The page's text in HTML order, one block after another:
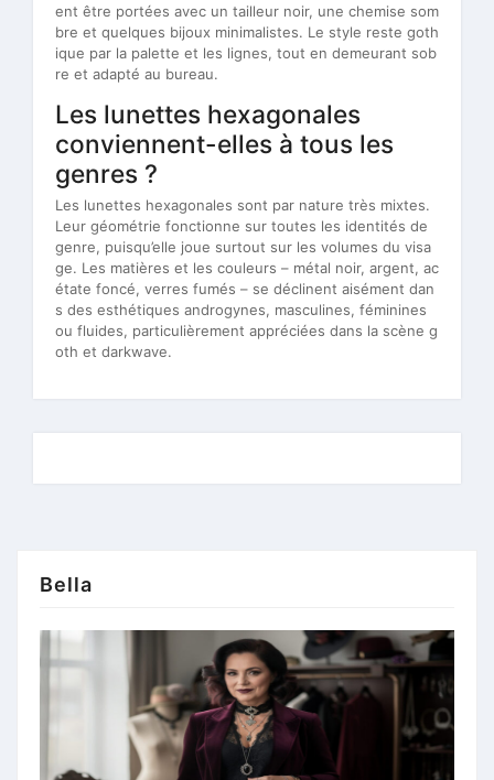
ent être portées avec un tailleur noir, une chemise som
bre et quelques bijoux minimalistes. Le style reste goth
ique par la palette et les lignes, tout en demeurant sob
re et adapté au bureau.
Les lunettes hexagonales
conviennent-elles à tous les
genres ?
Les lunettes hexagonales sont par nature très mixtes.
Leur géométrie fonctionne sur toutes les identités de
genre, puisqu’elle joue surtout sur les volumes du visa
ge. Les matières et les couleurs – métal noir, argent, ac
étate foncé, verres fumés – se déclinent aisément dan
s des esthétiques androgynes, masculines, féminines
ou fluides, particulièrement appréciées dans la scène g
oth et darkwave.
Bella